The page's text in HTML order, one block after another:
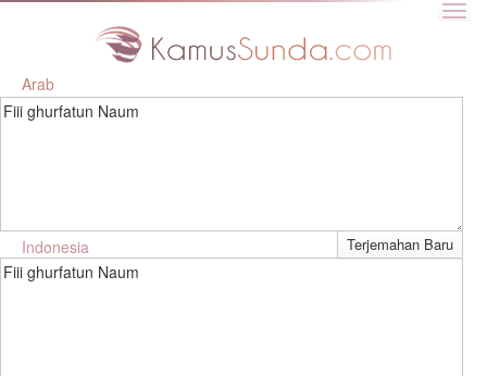
Arab
Fiii ghurfatun Naum
Indonesia
Fiii ghurfatun Naum